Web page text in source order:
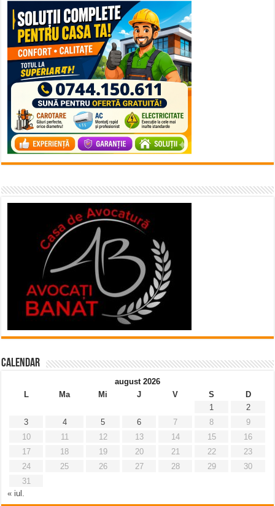
Calendar
august 2026
L
Ma Mi J V S
D
1
2
3
4 5 6 7 8
9
10
11 12 13 14 15
16
17
18 19 20 21 22
23
24
25 26 27 28 29
30
31
« iul.